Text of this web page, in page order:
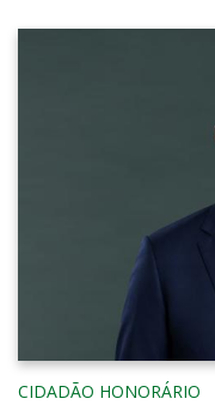
CIDADÃO HONORÁRIO